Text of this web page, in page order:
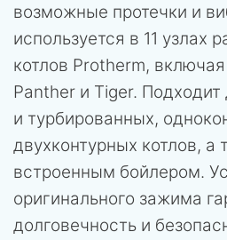
возможные протечки и
используется в 11 узлах
котлов Protherm,
Panther и Tiger.
и турбированных,
двухконтурных котлов, а
встроенным бойлером.
оригинального зажима
долговечность и